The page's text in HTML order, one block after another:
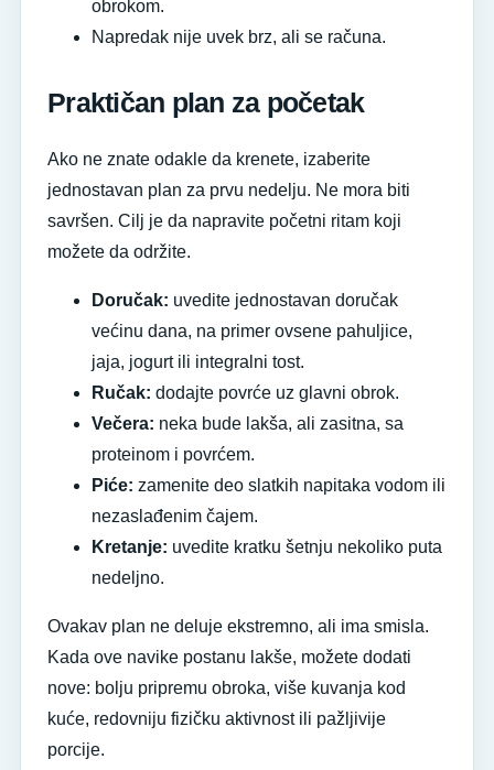
obrokom.
Napredak nije uvek brz, ali se računa.
Praktičan plan za početak
Ako ne znate odakle da krenete, izaberite
jednostavan plan za prvu nedelju. Ne mora biti
savršen. Cilj je da napravite početni ritam koji
možete da održite.
Doručak: uvedite jednostavan doručak
većinu dana, na primer ovsene pahuljice,
jaja, jogurt ili integralni tost.
Ručak: dodajte povrće uz glavni obrok.
Večera: neka bude lakša, ali zasitna, sa
proteinom i povrćem.
Piće: zamenite deo slatkih napitaka vodom ili
nezaslađenim čajem.
Kretanje: uvedite kratku šetnju nekoliko puta
nedeljno.
Ovakav plan ne deluje ekstremno, ali ima smisla.
Kada ove navike postanu lakše, možete dodati
nove: bolju pripremu obroka, više kuvanja kod
kuće, redovniju fizičku aktivnost ili pažljivije
porcije.